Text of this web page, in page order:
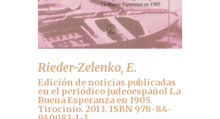
Rieder-Zelenko, E.
Edición de noticias publicadas
en el periódico judeoespañol La
Buena Esperanza en 1905.
Tirocinio. 2013. ISBN 978-84-